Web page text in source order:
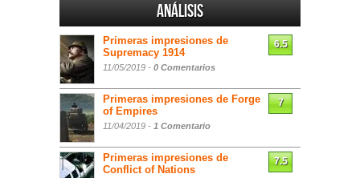
Análisis
Primeras impresiones de
Supremacy 1914
11/05/2019 - 0 Comentarios
6.5
Primeras impresiones de Forge
of Empires
11/04/2019 - 1 Comentario
7
Primeras impresiones de
Conflict of Nations
7.5